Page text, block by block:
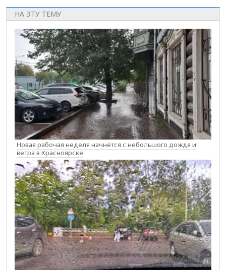
НА ЭТУ ТЕМУ
Новая рабочая неделя начнётся с небольшого дождя и
ветра в Красноярске